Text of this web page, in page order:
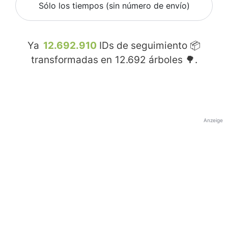
Sólo los tiempos (sin número de envío)
Ya 12.692.910 IDs de seguimiento 📦
transformadas en 12.692 árboles 🌳.
Anzeige